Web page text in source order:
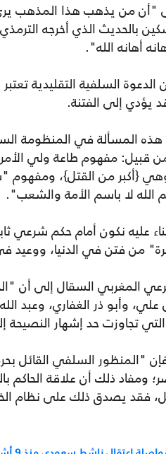
"أن من يذهب هذا المذهب
بالحديث الذي أخرجه
أهانه الله".
السلفية التقليدية
يؤدي إلى الفتنة.
المسألة في المنظومة
من قبيل: مفهوم طاعة ولي
{أكبر من القتل}، ومفهوم
الله لا باسم الأمة والشعب".
عليه نكون أمام حكم شرعي
من فتن في الدنيا، ووعيد
المغربي السقال إلى أن
وأبو ذر الغفاري، وعبد
تجاوزت حد إشهار
"المنظور السلفي القائل
ذلك أن علاقة الحاكم
فقد يصدق ذلك على نظام